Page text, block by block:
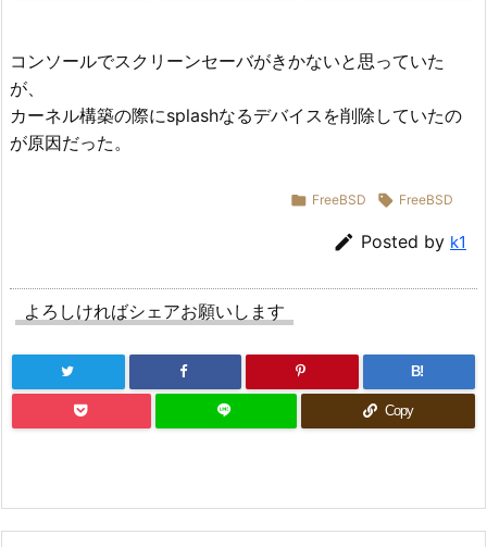
コンソールでスクリーンセーバがきかないと思っていた
が、
カーネル構築の際にsplashなるデバイスを削除していたの
が原因だった。
 FreeBSD  FreeBSD
 Posted by k1
よろしければシェアお願いします
B!
Copy